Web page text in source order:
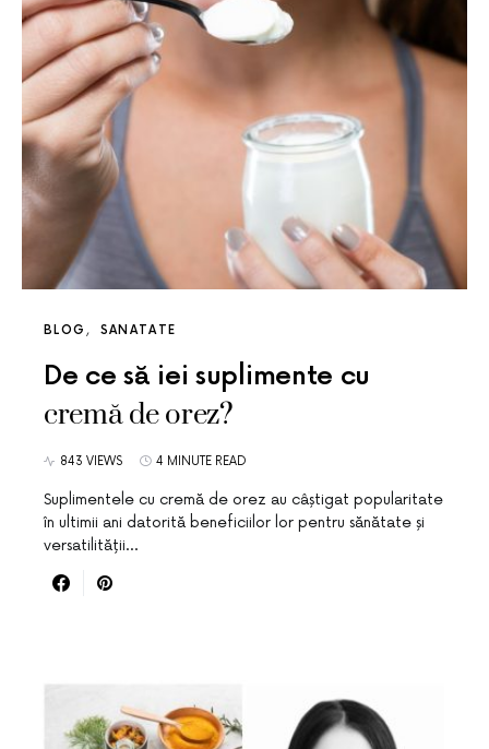
BLOG SANATATE
De ce să iei suplimente cu
cremă de orez?
843 VIEWS 4 MINUTE READ
Suplimentele cu cremă de orez au câștigat popularitate
în ultimii ani datorită beneficiilor lor pentru sănătate și
versatilității…